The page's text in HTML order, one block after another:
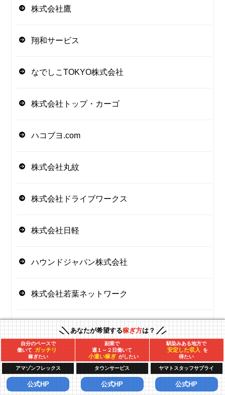
株式会社鷹
翔和サービス
なでしこTOKYO株式会社
株式会社トップ・カーゴ
ハコブヨ.com
株式会社丸紋
株式会社ドライブワークス
株式会社日軽
ハウンドジャパン株式会社
株式会社若葉ネットワーク
株式会社吉祥寺総合物流
株式会社ai&ai
株式会社ロジネットアドバンス
あなたが希望する稼ぎ方は？
自分のペースで
働いて ガッチリ
稼ぎたい
アマゾンフレックス
公式HP
副業で
週１～２日働いて
小遣い稼ぎ がしたい
タウンサービス
公式HP
馴染みある地方で
安定した収入
を
得たい
ヤマトスタッフサプライ
公式HP